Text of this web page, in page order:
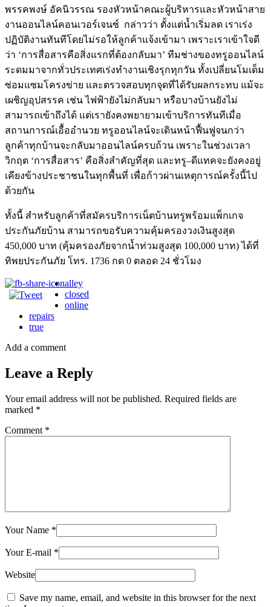
พรรคพงษ์ อัคนิวรรณ รองหัวหน้าคณะผู้บริหารและหัวหน้าสาย
งานออนไลน์คอนเวอร์เจนซ์ กล่าวว่า ตั้งแต่น้ำเริ่มลด เราเร่ง
ปฏิบัติงานทันทีโดยไม่รอให้ลูกค้าแจ้งเข้ามา เพราะเราเข้าใจดี
ว่า ‘การสื่อสารคือสิ่งแรกที่ต้องกลับมา’ ทีมช่างของทรูออนไลน์
ระดมมาจากทั่วประเทศเร่งทำงานเชิงรุกทุกวัน ทั้งเปลี่ยนโมเด็ม
ซ่อมแซมโครงข่าย และตรวจสอบทุกจุดที่ได้รับผลกระทบ แม้จะ
เผชิญอุปสรรค เช่น ไฟฟ้ายังไม่กลับมา หรือบางบ้านยังไม่
สามารถเข้าถึงได้ แต่เรายังคงพยายามเข้าบริการทันทีเมื่อ
สถานการณ์เอื้ออำนวย ทรูออนไลน์จะเดินหน้าฟื้นฟูจนกว่า
ลูกค้าทุกบ้านจะกลับมาออนไลน์ครบถ้วน เพราะในช่วงเวลา
วิกฤต ‘การสื่อสาร’ คือสิ่งสำคัญที่สุด และทรู–ดีแทคจะยังคงอยู่
เคียงข้างประชาชนในทุกพื้นที่ เพื่อก้าวผ่านเหตุการณ์ครั้งนี้ไป
ด้วยกัน
ทั้งนี้ สำหรับลูกค้าที่สมัครบริการเน็ตบ้านทรูพร้อมแพ็กเกจ
ประกันภัยบ้าน สามารถขอรับความคุ้มครองวงเงินสูงสุด
450,000 บาท (คุ้มครองภัยจากน้ำท่วมสูงสุด 100,000 บาท) ได้ที่
ทิพยประกันภัย โทร. 1736 กด 0 ตลอด 24 ชั่วโมง
alley
closed
online
repairs
true
Add a comment
Leave a Reply
Your email address will not be published. Required fields are
marked *
Comment *
Your Name *
Your E-mail *
Website
Save my name, email, and website in this browser for the next